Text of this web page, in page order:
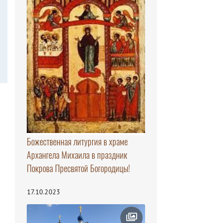
Божественная литургия в храме
Архангела Михаила в праздник
Покрова Пресвятой Богородицы!
17.10.2023